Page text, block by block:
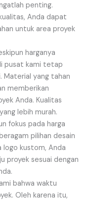
penting.
Anda dapat
untuk area proyek
harganya
pusat kami tetap
Material yang tahan
memberikan
Anda. Kualitas
lebih murah.
fokus pada harga
pilihan desain
logo kustom, Anda
proyek sesuai dengan
bahwa waktu
Oleh karena itu,